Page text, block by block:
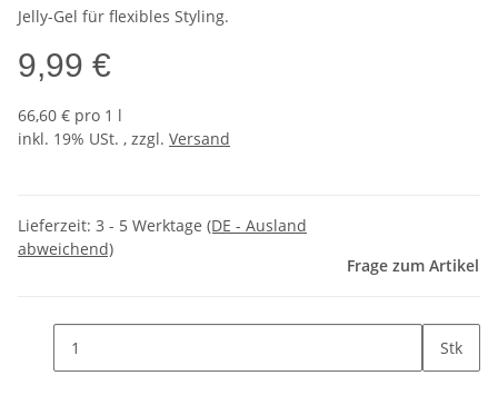
Jelly-Gel für flexibles Styling.
9,99 €
66,60 € pro 1 l
inkl. 19% USt. , zzgl. Versand
Lieferzeit: 3 - 5 Werktage (DE - Ausland
abweichend)
Frage zum Artikel
Stk